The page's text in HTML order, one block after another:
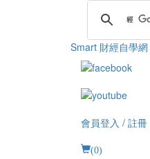
Smart 財經自學網
會員登入 / 註冊
(0)